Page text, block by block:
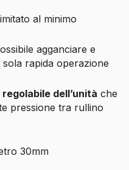
al minimo
agganciare e
rapida operazione
dell’unità che
pressione tra rullino
30mm